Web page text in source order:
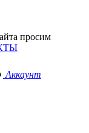
просим
Аккаунт